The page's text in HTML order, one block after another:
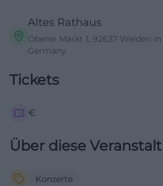
Altes Rathaus
Oberer Markt 1, 92637 Weiden
Germany
Tickets
€
Über diese
Konzerte